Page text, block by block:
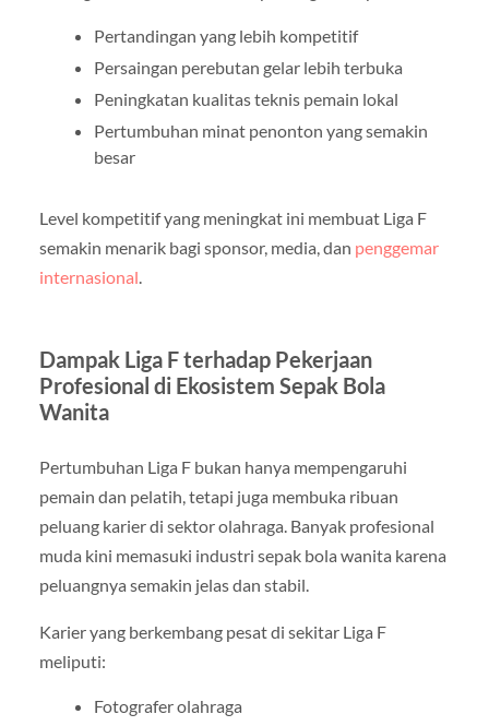
Pertandingan yang lebih kompetitif
Persaingan perebutan gelar lebih terbuka
Peningkatan kualitas teknis pemain lokal
Pertumbuhan minat penonton yang semakin
besar
Level kompetitif yang meningkat ini membuat Liga F
semakin menarik bagi sponsor, media, dan penggemar
internasional.
Dampak Liga F terhadap Pekerjaan
Profesional di Ekosistem Sepak Bola
Wanita
Pertumbuhan Liga F bukan hanya mempengaruhi
pemain dan pelatih, tetapi juga membuka ribuan
peluang karier di sektor olahraga. Banyak profesional
muda kini memasuki industri sepak bola wanita karena
peluangnya semakin jelas dan stabil.
Karier yang berkembang pesat di sekitar Liga F
meliputi:
Fotografer olahraga